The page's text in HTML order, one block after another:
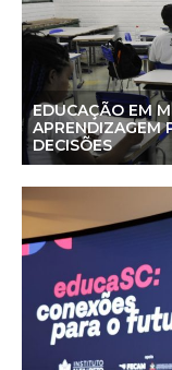
EDUCAÇÃO EM
APRENDIZAGEM
DECISÕES